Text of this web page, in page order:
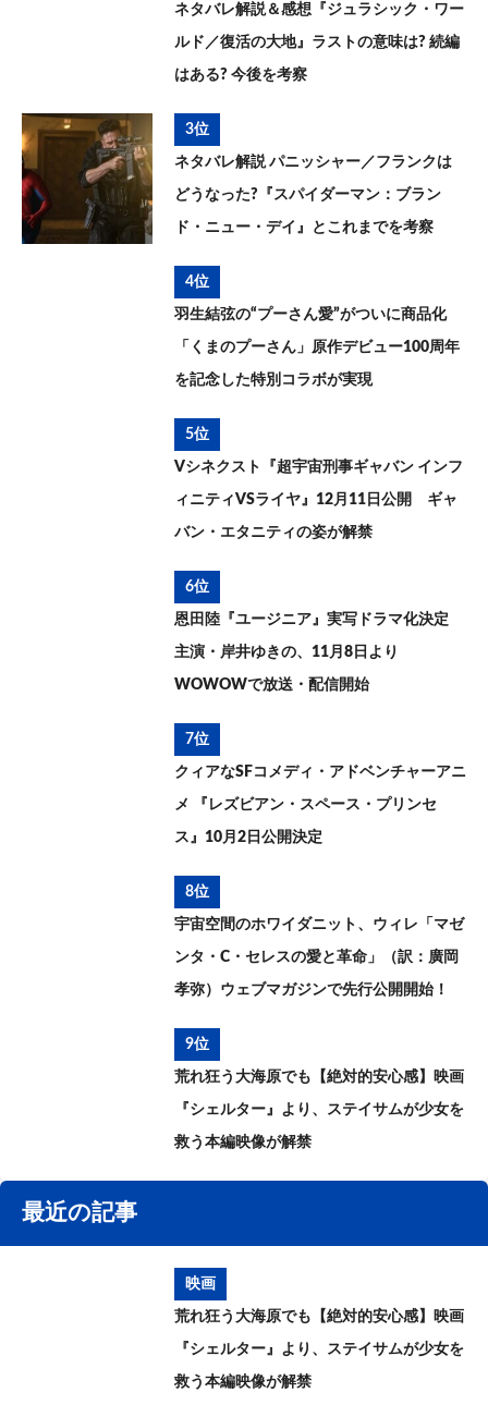
ネタバレ解説＆感想『ジュラシック・ワー
ルド／復活の大地』ラストの意味は? 続編
はある? 今後を考察
3位
ネタバレ解説 パニッシャー／フランクは
どうなった?『スパイダーマン：ブラン
ド・ニュー・デイ』とこれまでを考察
4位
羽生結弦の“プーさん愛”がついに商品化
「くまのプーさん」原作デビュー100周年
を記念した特別コラボが実現
5位
Vシネクスト『超宇宙刑事ギャバン インフ
ィニティVSライヤ』12月11日公開 ギャ
バン・エタニティの姿が解禁
6位
恩田陸『ユージニア』実写ドラマ化決定
主演・岸井ゆきの、11月8日より
WOWOWで放送・配信開始
7位
クィアなSFコメディ・アドベンチャーアニ
メ 『レズビアン・スペース・プリンセ
ス』10月2日公開決定
8位
宇宙空間のホワイダニット、ウィレ「マゼ
ンタ・C・セレスの愛と革命」（訳：廣岡
孝弥）ウェブマガジンで先行公開開始！
9位
荒れ狂う大海原でも【絶対的安心感】映画
『シェルター』より、ステイサムが少女を
救う本編映像が解禁
最近の記事
映画
荒れ狂う大海原でも【絶対的安心感】映画
『シェルター』より、ステイサムが少女を
救う本編映像が解禁